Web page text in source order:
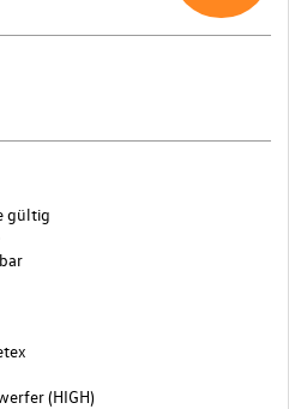
gültig
(HIGH)